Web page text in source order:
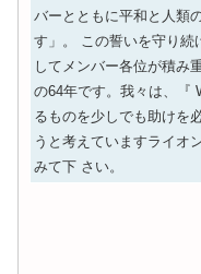
バーとともに平和と人類
す」。 この誓いを守り続
してメンバー各位が積み
の64年です。我々は、『
るものを少しでも助けを
うと考えていますライオ
みて下 さい。